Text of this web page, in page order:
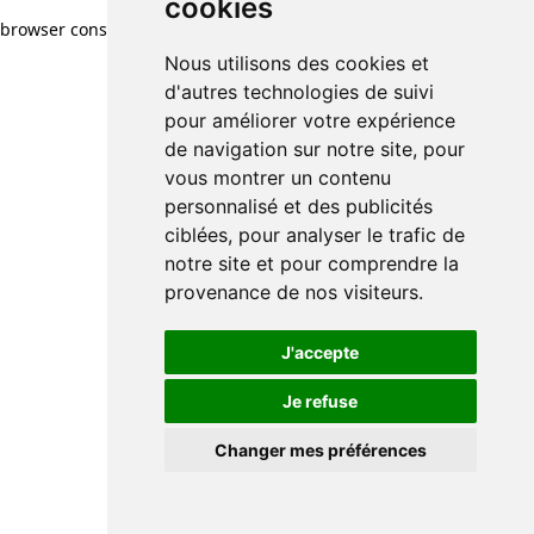
cookies
Nous utilisons des cookies et
d'autres technologies de suivi
pour améliorer votre expérience
de navigation sur notre site, pour
vous montrer un contenu
personnalisé et des publicités
ciblées, pour analyser le trafic de
notre site et pour comprendre la
provenance de nos visiteurs.
J'accepte
Je refuse
Changer mes préférences
browser console for more information)